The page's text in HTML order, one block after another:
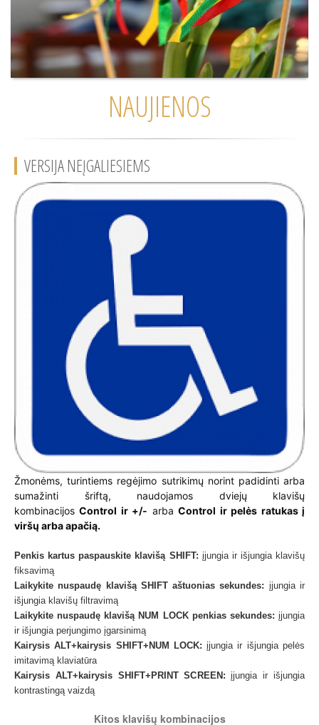
NAUJIENOS
VERSIJA NEĮGALIESIEMS
Žmonėms, turintiems regėjimo sutrikimų norint padidinti arba
sumažinti šriftą, naudojamos dviejų klavišų
kombinacijosControl ir +/- arbaControl ir pelės ratukas į
viršų arba apačią.
Penkis kartus paspauskite klavišą SHIFT: įjungia ir išjungia klavišų
fiksavimą
Laikykite nuspaudę klavišą SHIFT aštuonias sekundes: įjungia ir
išjungia klavišų filtravimą
Laikykite nuspaudę klavišą NUM LOCK penkias sekundes: įjungia
ir išjungia perjungimo įgarsinimą
Kairysis ALT+kairysis SHIFT+NUM LOCK: įjungia ir išjungia pelės
imitavimą klaviatūra
Kairysis ALT+kairysis SHIFT+PRINT SCREEN: įjungia ir išjungia
kontrastingą vaizdą
Kitos klavišų kombinacijos